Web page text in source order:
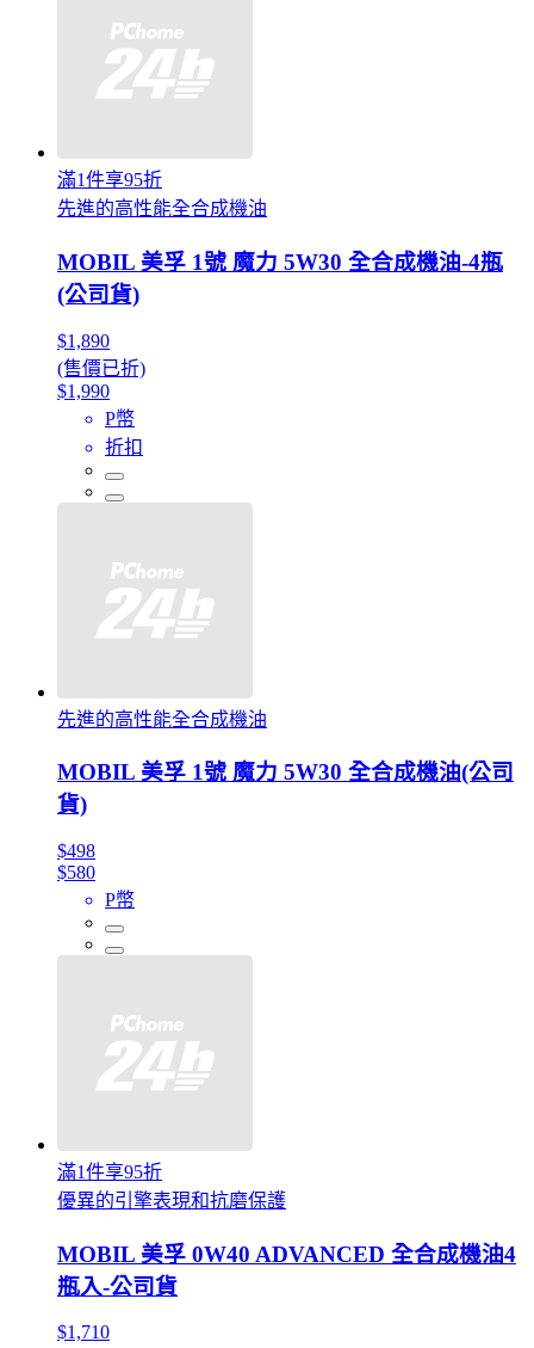
滿1件享95折
先進的高性能全合成機油
MOBIL 美孚 1號 魔力 5W30 全合成機油-4瓶
(公司貨)
$1,890
(售價已折)
$1,990
P幣
折扣
先進的高性能全合成機油
MOBIL 美孚 1號 魔力 5W30 全合成機油(公司
貨)
$498
$580
P幣
滿1件享95折
優異的引擎表現和抗磨保護
MOBIL 美孚 0W40 ADVANCED 全合成機油4
瓶入-公司貨
$1,710